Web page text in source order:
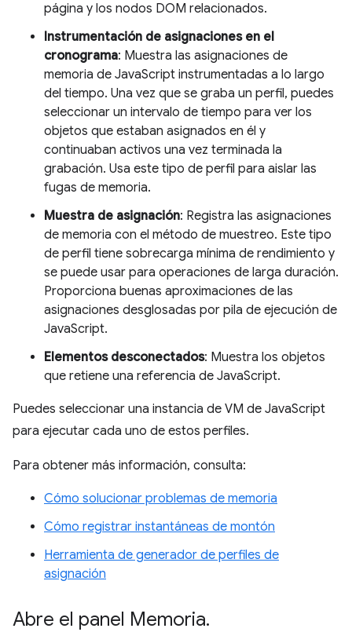
página y los nodos DOM relacionados.
Instrumentación de asignaciones en el
cronograma: Muestra las asignaciones de
memoria de JavaScript instrumentadas a lo largo
del tiempo. Una vez que se graba un perfil, puedes
seleccionar un intervalo de tiempo para ver los
objetos que estaban asignados en él y
continuaban activos una vez terminada la
grabación. Usa este tipo de perfil para aislar las
fugas de memoria.
Muestra de asignación: Registra las asignaciones
de memoria con el método de muestreo. Este tipo
de perfil tiene sobrecarga mínima de rendimiento y
se puede usar para operaciones de larga duración.
Proporciona buenas aproximaciones de las
asignaciones desglosadas por pila de ejecución de
JavaScript.
Elementos desconectados: Muestra los objetos
que retiene una referencia de JavaScript.
Puedes seleccionar una instancia de VM de JavaScript
para ejecutar cada uno de estos perfiles.
Para obtener más información, consulta:
Cómo solucionar problemas de memoria
Cómo registrar instantáneas de montón
Herramienta de generador de perfiles de
asignación
Abre el panel Memoria.